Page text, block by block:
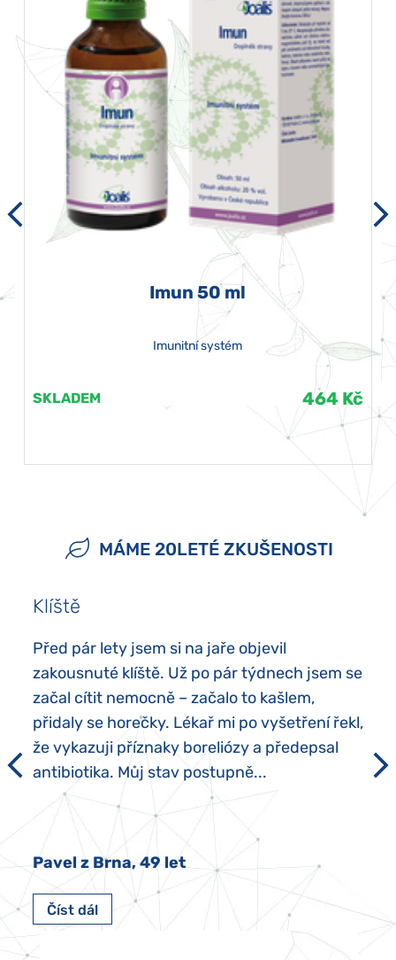
Imun 50 ml
Imunitní systém
SKLADEM 464 Kč
MÁME 20LETÉ ZKUŠENOSTI
Klíště
Před pár lety jsem si na jaře objevil
zakousnuté klíště. Už po pár týdnech jsem se
začal cítit nemocně – začalo to kašlem,
přidaly se horečky. Lékař mi po vyšetření řekl,
že vykazuji příznaky boreliózy a předepsal
antibiotika. Můj stav postupně...
Pavel z Brna, 49 let
Číst dál